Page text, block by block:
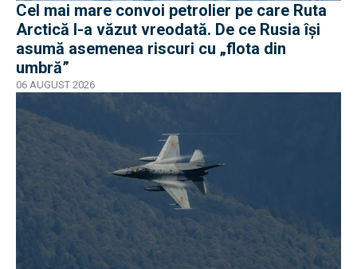
Cel mai mare convoi petrolier pe care Ruta
Arctică l-a văzut vreodată. De ce Rusia își
asumă asemenea riscuri cu „flota din
umbră”
06 AUGUST 2026